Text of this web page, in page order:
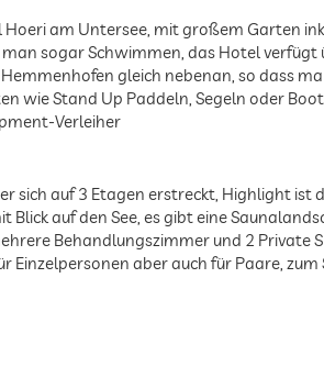
am Untersee, mit großem Garten
sogar Schwimmen, das Hotel
gleich nebenan, so dass
wie Stand Up Paddeln, Segeln oder
Verleiher
sich auf 3 Etagen erstreckt, Highlight
auf den See, es gibt eine
Behandlungszimmer und 2 Private
aber auch für Paare,